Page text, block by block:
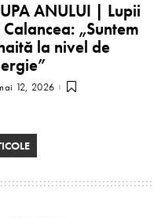
ANULUI | Lupii
Calancea: „Suntem
la nivel de
12, 2026